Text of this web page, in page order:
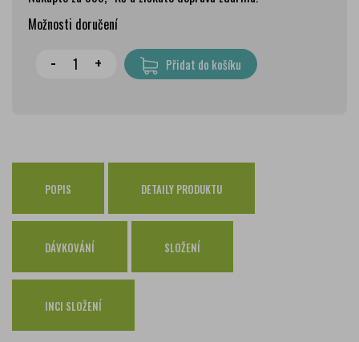
Možnosti doručení
Wolt doprava
zdarma
79 Kč
Osobní odběr Pražákova
zdarma
Osobní odběr Kounicova
Česká pošta
zdarma
PPL
GLS
zdarma
- + Přidat do košíku
POPIS DETAILY PRODUKTU
DÁVKOVÁNÍ SLOŽENÍ
INCI SLOŽENÍ